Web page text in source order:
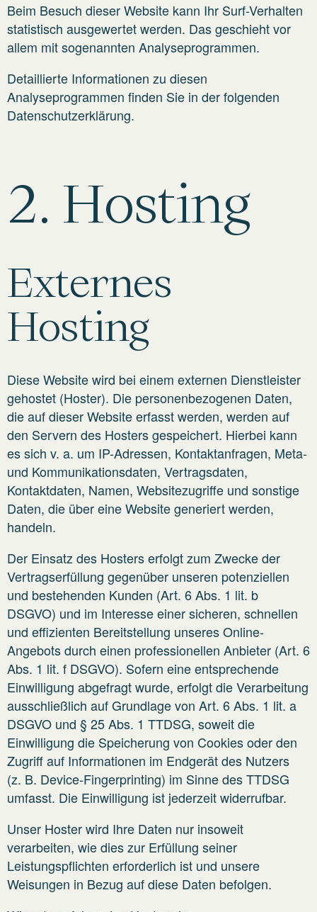
Beim Besuch dieser Website kann Ihr Surf-Verhalten
statistisch ausgewertet werden. Das geschieht vor
allem mit sogenannten Analyseprogrammen.
Detaillierte Informationen zu diesen
Analyseprogrammen finden Sie in der folgenden
Datenschutzerklärung.
2. Hosting
Externes
Hosting
Diese Website wird bei einem externen Dienstleister
gehostet (Hoster). Die personenbezogenen Daten,
die auf dieser Website erfasst werden, werden auf
den Servern des Hosters gespeichert. Hierbei kann
es sich v. a. um IP-Adressen, Kontaktanfragen, Meta-
und Kommunikationsdaten, Vertragsdaten,
Kontaktdaten, Namen, Websitezugriffe und sonstige
Daten, die über eine Website generiert werden,
handeln.
Der Einsatz des Hosters erfolgt zum Zwecke der
Vertragserfüllung gegenüber unseren potenziellen
und bestehenden Kunden (Art. 6 Abs. 1 lit. b
DSGVO) und im Interesse einer sicheren, schnellen
und effizienten Bereitstellung unseres Online-
Angebots durch einen professionellen Anbieter (Art. 6
Abs. 1 lit. f DSGVO). Sofern eine entsprechende
Einwilligung abgefragt wurde, erfolgt die Verarbeitung
ausschließlich auf Grundlage von Art. 6 Abs. 1 lit. a
DSGVO und § 25 Abs. 1 TTDSG, soweit die
Einwilligung die Speicherung von Cookies oder den
Zugriff auf Informationen im Endgerät des Nutzers
(z. B. Device-Fingerprinting) im Sinne des TTDSG
umfasst. Die Einwilligung ist jederzeit widerrufbar.
Unser Hoster wird Ihre Daten nur insoweit
verarbeiten, wie dies zur Erfüllung seiner
Leistungspflichten erforderlich ist und unsere
Weisungen in Bezug auf diese Daten befolgen.